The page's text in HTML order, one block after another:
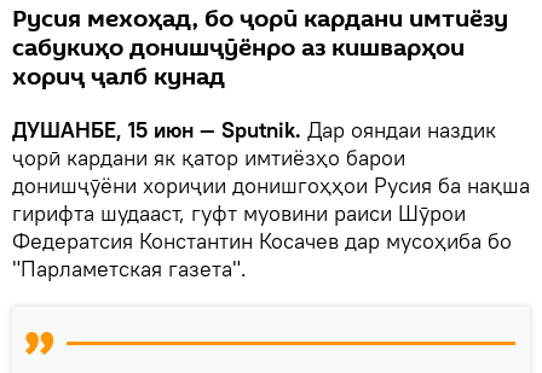
Русия мехоҳад, бо ҷорӣ кардани имтиёзу
сабукиҳо донишҷӯёнро аз кишварҳои
хориҷ ҷалб кунад
ДУШАНБЕ, 15 июн — Sputnik. Дар ояндаи наздик
ҷорӣ кардани як қатор имтиёзҳо барои
донишҷӯёни хориҷии донишгоҳҳои Русия ба нақша
гирифта шудааст, гуфт муовини раиси Шӯрои
Федератсия Константин Косачев дар мусоҳиба бо
"Парламетская газета".